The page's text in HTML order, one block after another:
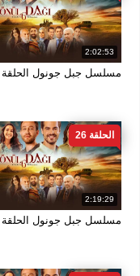
2:02:53
مسلسل جبل جونول الحلقة 29
2:19:29
الحلقة 26
مسلسل جبل جونول الحلقة 26